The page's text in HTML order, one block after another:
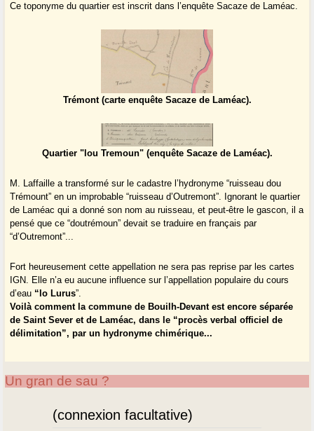
Ce toponyme du quartier est inscrit dans l’enquête Sacaze de Laméac.
Trémont (carte enquête Sacaze de Laméac).
Quartier "lou Tremoun" (enquête Sacaze de Laméac).
M. Laffaille a transformé sur le cadastre l’hydronyme “ruisseau dou
Trémount” en un improbable “ruisseau d’Outremont”. Ignorant le quartier
de Laméac qui a donné son nom au ruisseau, et peut-être le gascon, il a
pensé que ce “doutrémoun” devait se traduire en français par
“d’Outremont”...
Fort heureusement cette appellation ne sera pas reprise par les cartes
IGN. Elle n’a eu aucune influence sur l’appellation populaire du cours
d’eau “lo Lurus”.
Voilà comment la commune de Bouilh-Devant est encore séparée
de Saint Sever et de Laméac, dans le “procès verbal officiel de
délimitation”, par un hydronyme chimérique...
Un gran de sau ?
(connexion facultative)